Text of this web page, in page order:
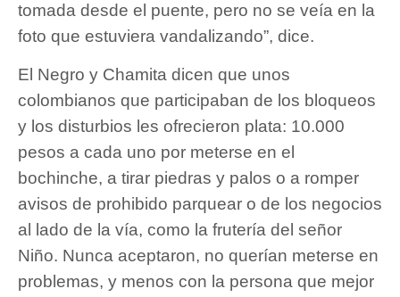
tomada desde el puente, pero no se veía en la
foto que estuviera vandalizando”, dice.
El Negro y Chamita dicen que unos
colombianos que participaban de los bloqueos
y los disturbios les ofrecieron plata: 10.000
pesos a cada uno por meterse en el
bochinche, a tirar piedras y palos o a romper
avisos de prohibido parquear o de los negocios
al lado de la vía, como la frutería del señor
Niño. Nunca aceptaron, no querían meterse en
problemas, y menos con la persona que mejor